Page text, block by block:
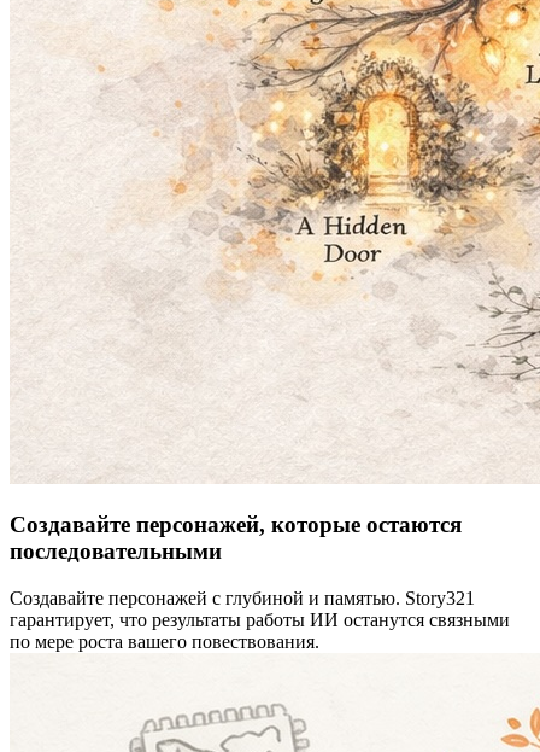
Создавайте персонажей, которые остаются
последовательными
Создавайте персонажей с глубиной и памятью. Story321
гарантирует, что результаты работы ИИ останутся связными
по мере роста вашего повествования.